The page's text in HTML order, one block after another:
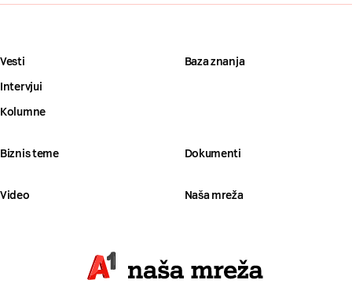
Vesti
Intervjui
Kolumne
Baza znanja
Biznis teme Dokumenti
Video Naša mreža